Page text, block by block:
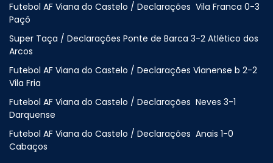
Futebol AF Viana do Castelo / Declarações Vila Franca 0-3
Paçõ
Super Taça / Declarações Ponte de Barca 3-2 Atlético dos
Arcos
Futebol AF Viana do Castelo / Declarações Vianense b 2-2
Vila Fria
Futebol AF Viana do Castelo / Declarações Neves 3-1
Darquense
Futebol AF Viana do Castelo / Declarações Anais 1-0
Cabaços